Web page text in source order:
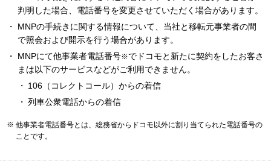
判明した場合、電話番号を変更させていただく場合があります。
MNPの手続きに関する情報について、当社と移転元事業者の間
で照会および開示を行う場合があります。
MNPにて他事業者電話番号※でドコモと新たに契約をしたお客さ
まは以下のサービスなどがご利用できません。
106（コレクトコール）からの着信
列車公衆電話からの着信
他事業者電話番号とは、総務省からドコモ以外に割り当てられた電話番号の
ことです。